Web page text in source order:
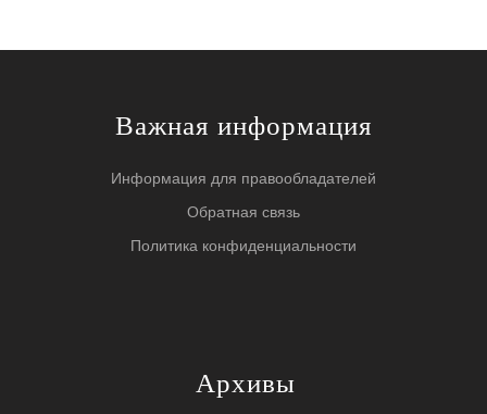
Важная информация
Информация для правообладателей
Обратная связь
Политика конфиденциальности
Архивы